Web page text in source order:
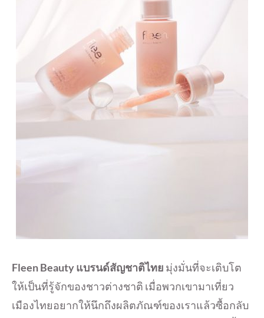
Fleen Beauty แบรนด์สัญชาติไทย มุ่งมั่นที่จะเติบโต
ให้เป็นที่รู้จักของชาวต่างชาติ เมื่อพวกเขามาเที่ยว
เมืองไทยอยากให้นึกถึงผลิตภัณฑ์ของเราแล้วซื้อกลับ